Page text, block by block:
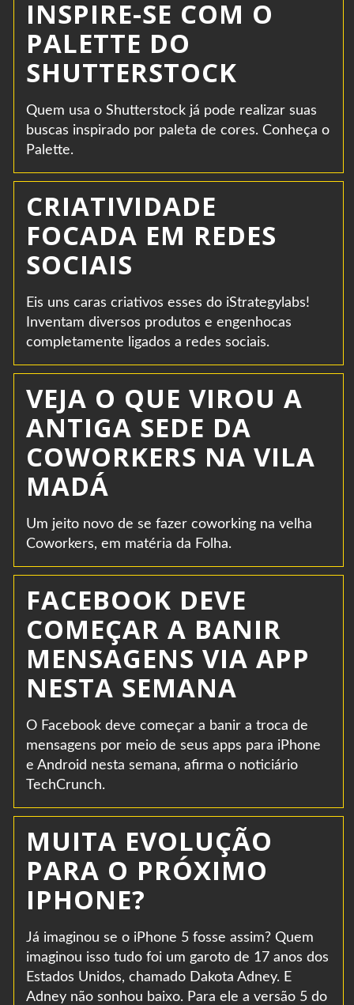
INSPIRE-SE COM O
PALETTE DO
SHUTTERSTOCK
Quem usa o Shutterstock já pode realizar suas
buscas inspirado por paleta de cores. Conheça o
Palette.
CRIATIVIDADE
FOCADA EM REDES
SOCIAIS
Eis uns caras criativos esses do iStrategylabs!
Inventam diversos produtos e engenhocas
completamente ligados a redes sociais.
VEJA O QUE VIROU A
ANTIGA SEDE DA
COWORKERS NA VILA
MADÁ
Um jeito novo de se fazer coworking na velha
Coworkers, em matéria da Folha.
FACEBOOK DEVE
COMEÇAR A BANIR
MENSAGENS VIA APP
NESTA SEMANA
O Facebook deve começar a banir a troca de
mensagens por meio de seus apps para iPhone
e Android nesta semana, afirma o noticiário
TechCrunch.
MUITA EVOLUÇÃO
PARA O PRÓXIMO
IPHONE?
Já imaginou se o iPhone 5 fosse assim? Quem
imaginou isso tudo foi um garoto de 17 anos dos
Estados Unidos, chamado Dakota Adney. E
Adney não sonhou baixo. Para ele a versão 5 do